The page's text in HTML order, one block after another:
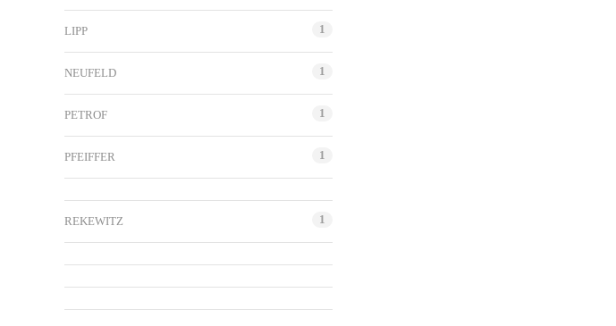
LIPP 1
NEUFELD 1
PETROF 1
PFEIFFER 1
REKEWITZ 1